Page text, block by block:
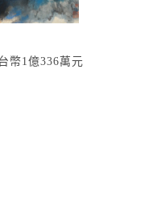
幣1億336萬元